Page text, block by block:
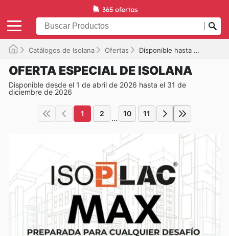
Catálogos de Isolana Ofertas Disponible hasta el 31/12/2026
OFERTA ESPECIAL DE ISOLANA
Disponible desde el 1 de abril de 2026 hasta el 31 de
diciembre de 2026
1 2 ... 10 11